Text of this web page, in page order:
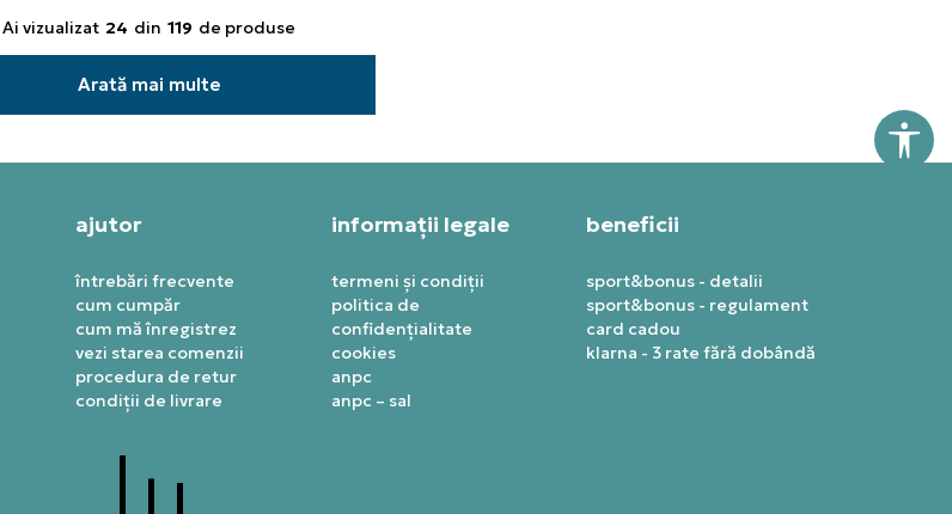
Ai vizualizat 24 din 119 de produse
Arată mai multe
ajutor
întrebări frecvente
cum cumpăr
cum mă înregistrez
vezi starea comenzii
procedura de retur
condiții de livrare
informații legale
termeni și condiții
politica de
confidențialitate
cookies
anpc
anpc – sal
beneficii
sport&bonus - detalii
sport&bonus - regulament
card cadou
klarna - 3 rate fără dobândă